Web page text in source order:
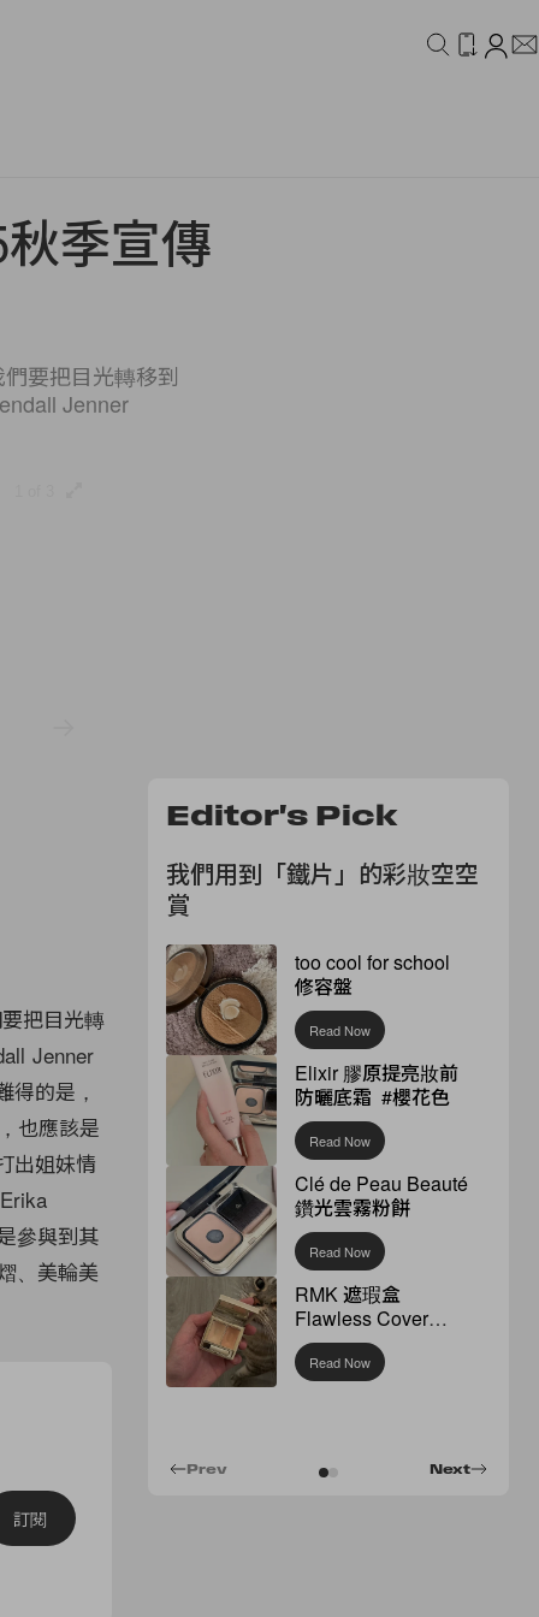
季宣傳
要把目光轉移到
Jenner
把目光轉
Jenner
的是，
也應該是
出姐妹情
參與到其
、美輪美
訂閱
Editor's Pick
我們用到「鐵片」的彩妝空空
賞
too cool for school
修容盤
Read Now
Elixir 膠原提亮妝前
防曬底霜 #櫻花色
Read Now
Clé de Peau Beauté
鑽光雲霧粉餅
Read Now
RMK 遮瑕盒
Flawless Cover
Concealer
Read Now
Next
Prev